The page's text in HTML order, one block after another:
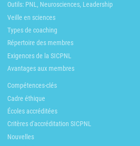
Outils: PNL, Neurosciences, Leadership
Veille en sciences
Types de coaching
Répertoire des membres
Exigences de la SICPNL
Avantages aux membres
Compétences-clés
Cadre éthique
Écoles accréditées
Critères d'accréditation SICPNL
Nouvelles